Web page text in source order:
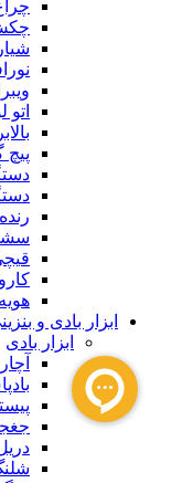
هویه
ابزار بادی و
ابزار بادی